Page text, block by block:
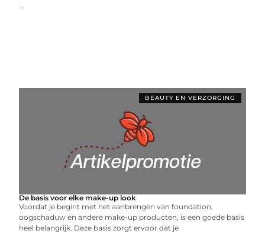
...
BEAUTY EN VERZORGING
De basis voor elke make-up look
Voordat je begint met het aanbrengen van foundation,
oogschaduw en andere make-up producten, is een goede basis
heel belangrijk. Deze basis zorgt ervoor dat je